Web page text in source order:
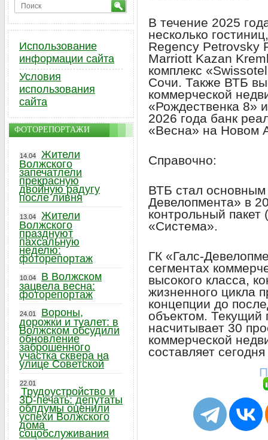
В течение 2025
несколько
Regency Petrovsky
Marriott Kazan
комплекс
Сочи. Также ВТБ
коммерческой
«Рождественка 8»
2026 года банк
«Весна» на Новом
Справочно:
ВТБ стал
Девелопмента» в
контрольный
«Система».
ГК «Галс-
сегментах
высокого класса,
жизненного цикла
концепции до
объектом. Текущий
насчитывает 30
коммерческой
составляет
Использование
информации сайта
Условия
использования
сайта
ФОТОРЕПОРТАЖИ
14.04
Жители
Волжского
запечатлели
прекрасную
двойную радугу
после ливня
13.04
Жители
Волжского
празднуют
пахсальную
неделю:
фоторепортаж
10.04
В Волжском
зацвела весна:
фоторепортаж
24.01
Вороны,
дорожки и туалет: в
Волжском обсудили
обновление
заброшенного
участка сквера на
улице Советской
22.01
Трудоустройство и
3D-печать: депутаты
облдумы оценили
успехи Волжского
дома
соцобслуживания